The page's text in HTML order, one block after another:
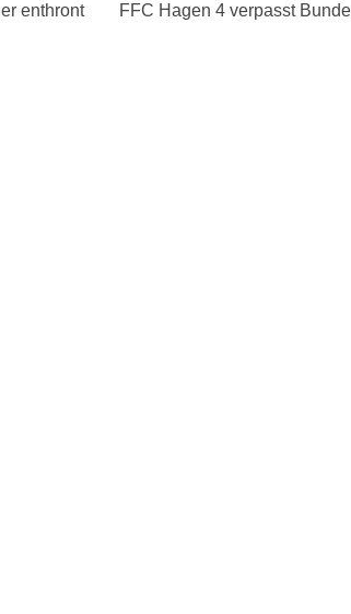
enthront FFC Hagen 4 verpasst